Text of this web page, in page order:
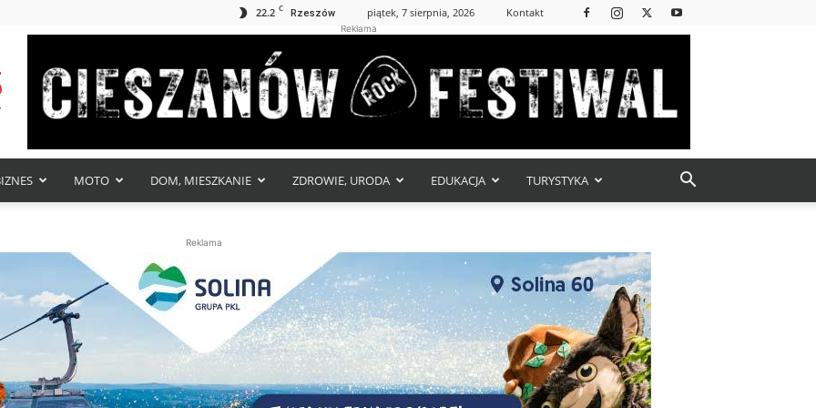
22.2 C Rzeszów piątek, 7 sierpnia, 2026 Kontakt
Reklama
MOTO DOM, MIESZKANIE ZDROWIE, URODA EDUKACJA TURYSTYKA
Reklama